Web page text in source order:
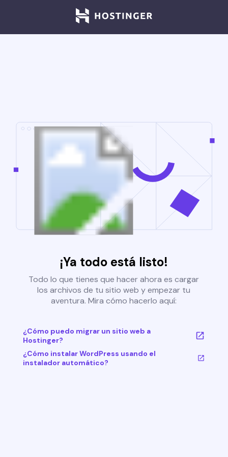
¡Ya todo está listo!
Todo lo que tienes que hacer ahora es cargar
los archivos de tu sitio web y empezar tu
aventura. Mira cómo hacerlo aquí:
¿Cómo puedo migrar un sitio web a
Hostinger?
¿Cómo instalar WordPress usando el
instalador automático?